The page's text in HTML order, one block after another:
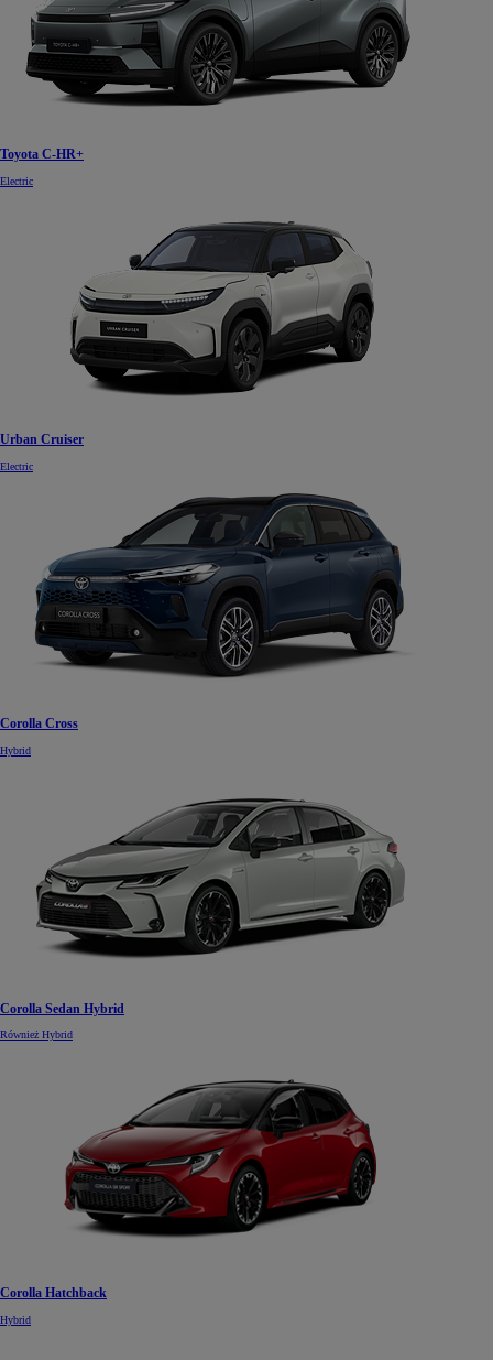
Toyota C-HR+
Electric
Urban Cruiser
Electric
Corolla Cross
Hybrid
Corolla Sedan Hybrid
Również Hybrid
Corolla Hatchback
Hybrid